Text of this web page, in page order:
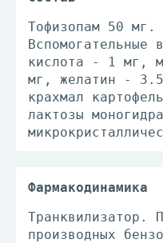
Тофизопам 50 мг.
Вспомогательные
кислота - 1 мг,
мг, желатин -
крахмал
лактозы
Фармакодинамика
Транквилизатор.
производных